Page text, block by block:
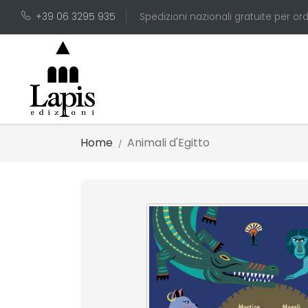
+39 06 3295 935 Spedizioni nazionali gratuite per
Home Animali d'Egitto